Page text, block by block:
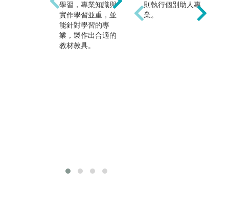
學習，專業知識與
實作學習並重，並
能針對學習的專
業，製作出合適的
教材教具。
領域。
則執行個別助人專
業。